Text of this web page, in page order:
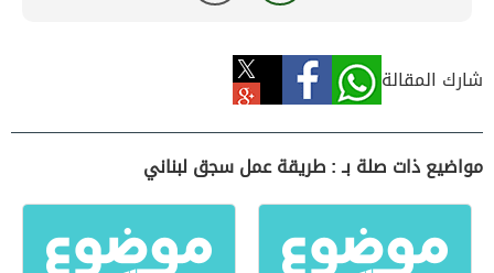
شارك المقالة
مواضيع ذات صلة بـ : طريقة عمل سجق لبناني